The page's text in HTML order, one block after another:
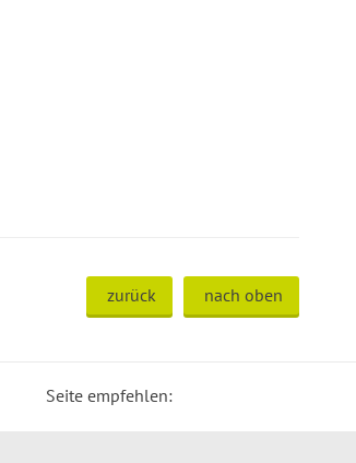
zurück nach oben
Seite empfehlen: